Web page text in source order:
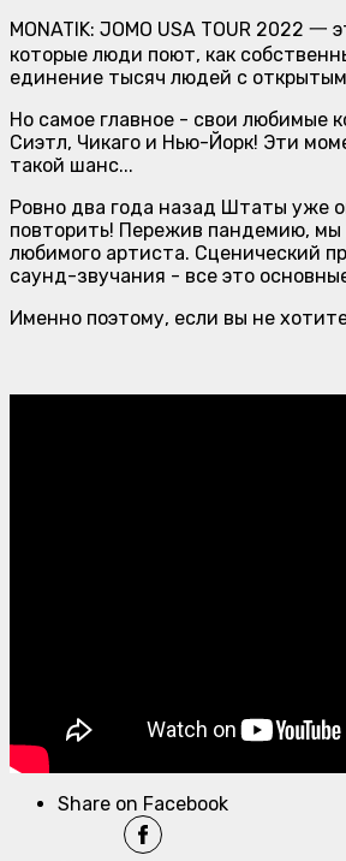
MONATIK: JOMO USA TOUR 2022
которые люди поют, как
единение тысяч людей с
Но самое главное - свои любимые
Сиэтл, Чикаго и Нью-Йорк! Эти
такой шанс...
Ровно два года назад Штаты уже
повторить! Пережив пандемию, мы
любимого артиста. Сценический
саунд-звучания - все это
Именно поэтому, если вы не
Share on Facebook